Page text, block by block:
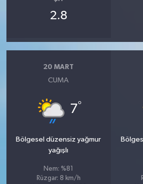
2.8
20 MART
CUMA
7°
Bölgesel düzensiz yağmur
yağışlı
Nem: %81
Rüzgar: 8 km/h